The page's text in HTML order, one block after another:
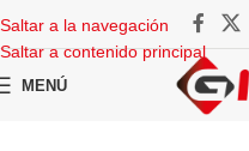
Saltar a la navegación
Saltar a contenido principal
MENÚ